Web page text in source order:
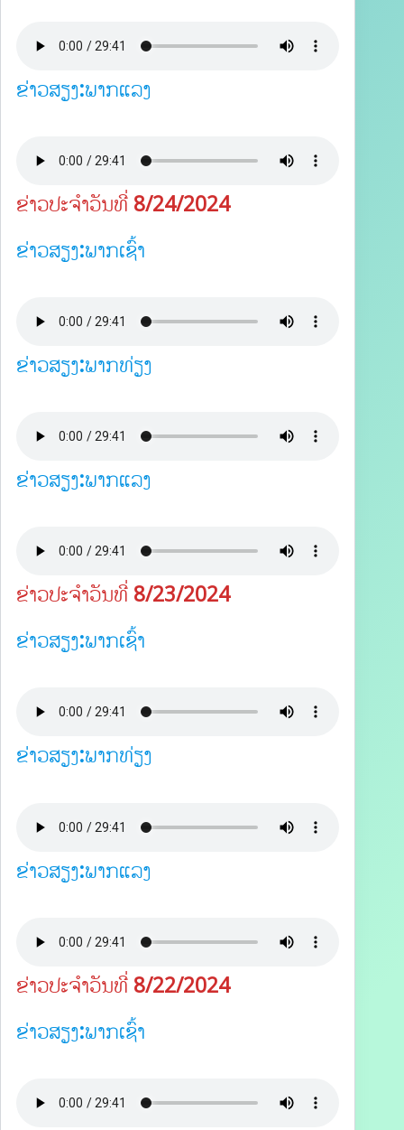
ຂ່າວສຽງ:ພາກແລງ
ຂ່າວປະຈຳວັນທີ່ 8/24/2024
ຂ່າວສຽງ:ພາກເຊົ້າ
ຂ່າວສຽງ:ພາກທ່ຽງ
ຂ່າວສຽງ:ພາກແລງ
ຂ່າວປະຈຳວັນທີ່ 8/23/2024
ຂ່າວສຽງ:ພາກເຊົ້າ
ຂ່າວສຽງ:ພາກທ່ຽງ
ຂ່າວສຽງ:ພາກແລງ
ຂ່າວປະຈຳວັນທີ່ 8/22/2024
ຂ່າວສຽງ:ພາກເຊົ້າ